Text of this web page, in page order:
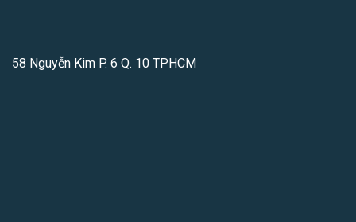
58 Nguyễn Kim P. 6 Q. 10 TPHCM